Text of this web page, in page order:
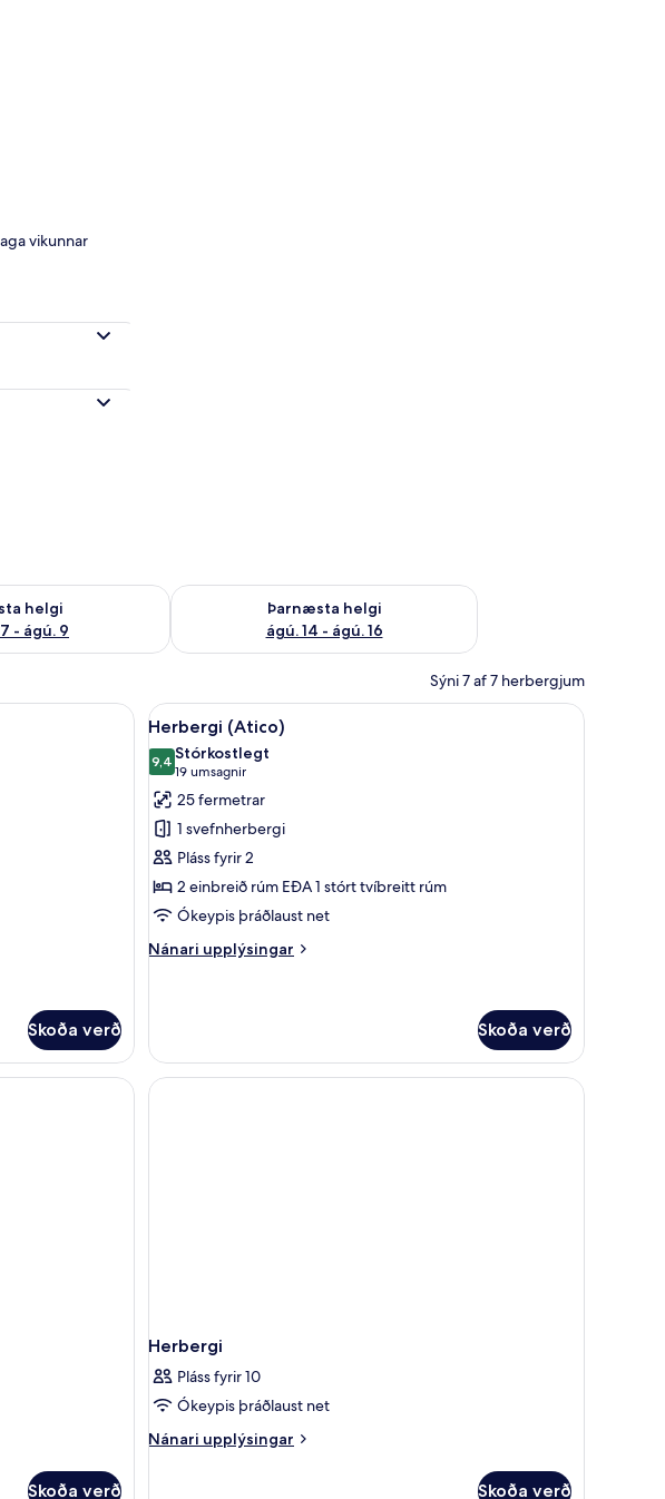
vikunnar
helgi
- ágú. 9
helgi ágú. 7 - ágú. 9
Þarnæsta helgi
ágú. 14 - ágú. 16
Athuga framboð þarnæstu helgi ágú. 14 - ágú. 16
Sýni 7 af 7 herbergjum
| Míníbar, öryggishólf í herbergi, skrifborð, hljóðeinangrun
Skoða verð
Skoða
allar
myndir
fyrir
Herbergi
(Atico)
Herbergi (Atico) | Míníbar, öryggishólf í
8
Herbergi (Atico)
9,49,4 af 10
Stórkostlegt
19 umsagnir
(19
umsagnir)
25 fermetrar
1 svefnherbergi
Pláss fyrir 2
2 einbreið rúm EÐA 1 stórt tvíbreitt rúm
Ókeypis þráðlaust net
Nánari upplýsingar
Nánari
Skoða verð
Skoða verð
Herbergi
Pláss fyrir 10
Ókeypis þráðlaust net
Nánari upplýsingar
Nánari
Skoða verð